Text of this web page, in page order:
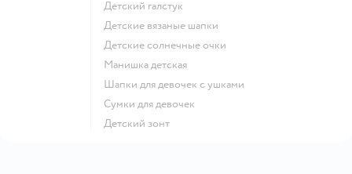
Детский галстук
Детские вязаные шапки
Детские солнечные очки
Манишка детская
Шапки для девочек с ушками
Сумки для девочек
Детский зонт